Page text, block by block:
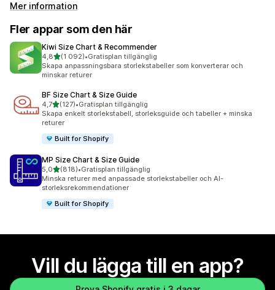
Mer information
Fler appar som den här
Kiwi Size Chart & Recommender
4,8av 5 stjärnor
(1 092)
1092 recensioner totalt
•Gratisplan tillgänglig
Skapa anpassningsbara storlekstabeller som konverterar och
minskar returer
BF Size Chart & Size Guide
4,7av 5 stjärnor
(127)
127 recensioner totalt
•Gratisplan tillgänglig
Skapa enkelt storlekstabell, storleksguide och tabeller + minska
returer
Built for Shopify
MP Size Chart & Size Guide
5,0av 5 stjärnor
(818)
818 recensioner totalt
•Gratisplan tillgänglig
Minska returer med anpassade storlekstabeller och AI-
storleksrekommendationer
Built for Shopify
Vill du lägga till en app?